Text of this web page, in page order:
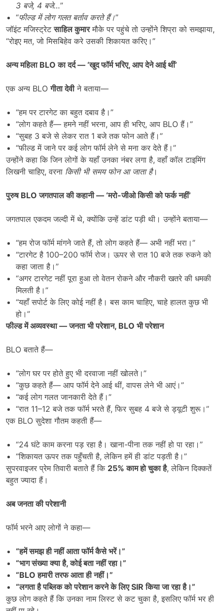
3 बजे, 4 बजे…”
“फील्ड में लोग गलत बर्ताव करते हैं।”
जॉइंट मजिस्ट्रेटसाहिल कुमारमौके पर पहुंचे तो उन्होंने शिप्रा को समझाया,
“रोइए मत, जो मिसबिहेव करे उसकी शिकायत करिए।”
अन्य महिला BLOका दर्द— ‘खुद फॉर्म भरिए, आप देने आई थीं’
एक अन्य BLOगीता देवीने बताया—
“हम पर टारगेट का बहुत दबाव है।”
“लोग कहते हैं— हमने नहीं भरना, आप ही भरिए, आप BLO हैं।”
“सुबह 3 बजे से लेकर रात 1 बजे तक फोन आते हैं।”
“फील्ड में जाने पर कई लोग फॉर्म लेने से मना कर देते हैं।”
उन्होंने कहा कि जिन लोगों के यहाँ उनका नंबर लगा है, वहाँ कॉल टाइमिंग
लिखनी चाहिए, वरना किसी भी समय फोन आ जाता है।
पुरुष BLOजगतपाल की कहानी— ‘मरो-जीओ किसी को फर्क नहीं’
जगतपाल एकदम जल्दी में थे, क्योंकि उन्हें डांट पड़ी थी। उन्होंने बताया—
“हम रोज फॉर्म मांगने जाते हैं, तो लोग कहते हैं— अभी नहीं भरा।”
“टारगेट है 100–200 फॉर्म रोज। ऊपर से रात 10 बजे तक रुकने को
कहा जाता है।”
“अगर टारगेट नहीं पूरा हुआ तो वेतन रोकने और नौकरी खतरे की धमकी
मिलती है।”
“यहाँ सपोर्ट के लिए कोई नहीं है। बस काम चाहिए, चाहे हालत कुछ भी
हो।”
फील्ड में अव्यवस्था—जनता भी परेशान, BLO भी परेशान
BLO बताते हैं—
“लोग घर पर होते हुए भी दरवाजा नहीं खोलते।”
“कुछ कहते हैं— आप फॉर्म देने आई थीं, वापस लेने भी आएं।”
“कई लोग गलत जानकारी देते हैं।”
“रात 11–12 बजे तक फॉर्म भरते हैं, फिर सुबह 4 बजे से ड्यूटी शुरू।”
एक BLO सुदेशा गौतम कहती हैं—
“24 घंटे काम करना पड़ रहा है। खाना-पीना तक नहीं हो पा रहा।”
“शिकायत ऊपर तक पहुँचती है, लेकिन हमें ही डांट पड़ती है।”
सुपरवाइजर प्रेम तिवारी बताते हैं कि 25%काम हो चुका है, लेकिन दिक्कतें
बहुत ज्यादा हैं।
अब जनता की परेशानी
फॉर्म भरने आए लोगों ने कहा—
“हमें समझ ही नहीं आता फॉर्म कैसे भरें।”
“भाग संख्या क्या है,कोई बता नहीं रहा।”
“BLOहमारी तरफ आता ही नहीं।”
“लगता है पब्लिक को परेशान करने के लिएSIRकिया जा रहा है।”
कुछ लोग कहते हैं कि उनका नाम लिस्ट से कट चुका है, इसलिए फॉर्म भर ही